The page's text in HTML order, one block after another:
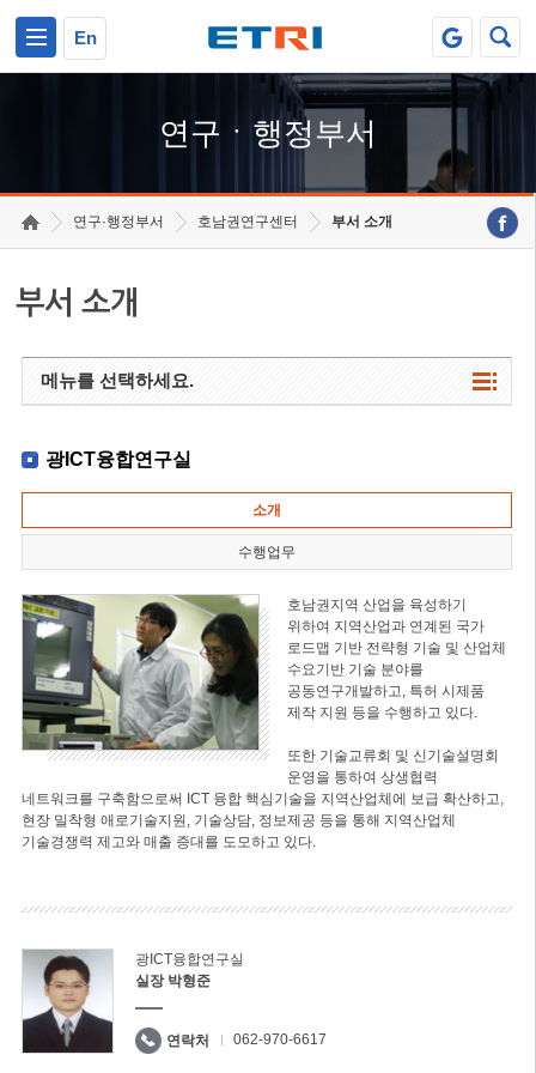
En
연구ㆍ행정부서
연구·행정부서 호남권연구센터 부서 소개
부서 소개
메뉴를 선택하세요.
광ICT융합연구실
소개
수행업무
호남권지역 산업을 육성하기
위하여 지역산업과 연계된 국가
로드맵 기반 전략형 기술 및 산업체
수요기반 기술 분야를
공동연구개발하고, 특허 시제품
제작 지원 등을 수행하고 있다.
또한 기술교류회 및 신기술설명회
운영을 통하여 상생협력
네트워크를 구축함으로써 ICT 융합 핵심기술을 지역산업체에 보급 확산하고,
현장 밀착형 애로기술지원, 기술상담, 정보제공 등을 통해 지역산업체
기술경쟁력 제고와 매출 증대를 도모하고 있다.
광ICT융합연구실
실장 박형준
연락처 062-970-6617